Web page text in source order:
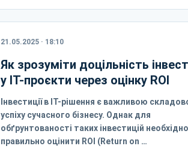
21.05.2025 · 18:10
Як зрозуміти доцільність
у IT-проєкти через оцінку ROI
Інвестиції в IT-рішення є важливою
успіху сучасного бізнесу. Однак для
обґрунтованості таких інвестицій необхідно
правильно оцінити ROI (Return on …